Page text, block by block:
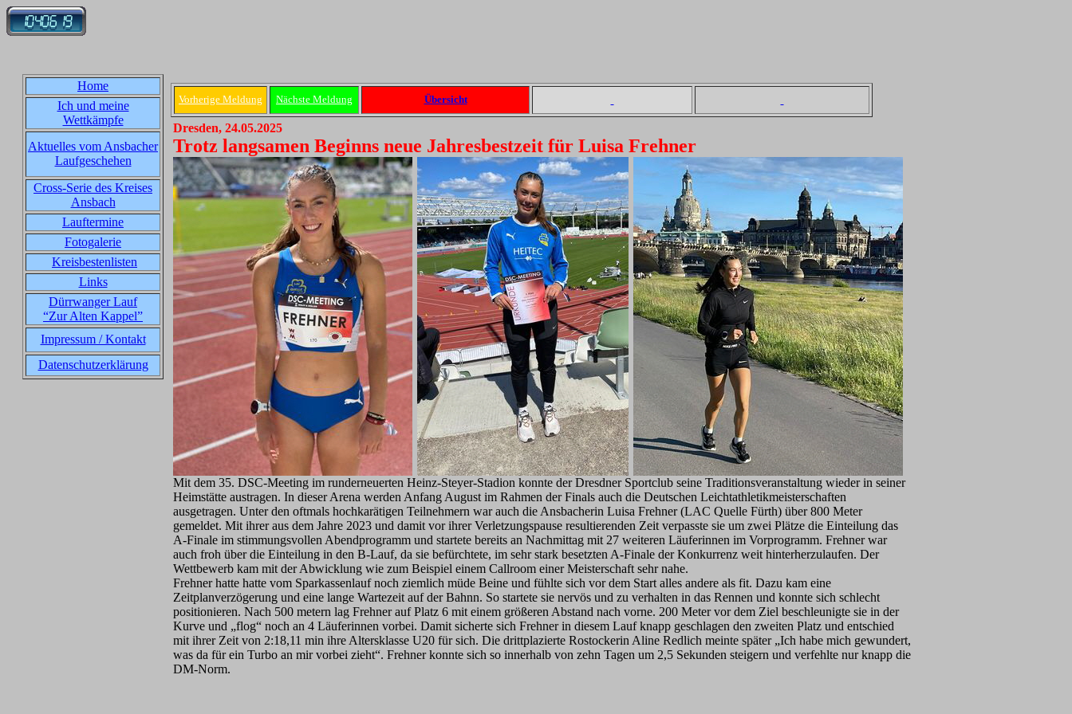
Home
Ich und meine
Wettkämpfe
Aktuelles vom Ansbacher
Laufgeschehen
Cross-Serie des Kreises
Ansbach
Lauftermine
Fotogalerie
Kreisbestenlisten
Links
Dürrwanger Lauf
“Zur Alten Kappel”
Impressum / Kontakt
Datenschutzerklärung
Vorherige Meldung Nächste Meldung Übersicht
Dresden, 24.05.2025
Trotz langsamen Beginns neue Jahresbestzeit für Luisa Frehner
Mit dem 35. DSC-Meeting im runderneuerten Heinz-Steyer-Stadion konnte der Dresdner Sportclub seine Traditionsveranstaltung wieder in seiner
Heimstätte austragen. In dieser Arena werden Anfang August im Rahmen der Finals auch die Deutschen Leichtathletikmeisterschaften
ausgetragen. Unter den oftmals hochkarätigen Teilnehmern war auch die Ansbacherin Luisa Frehner (LAC Quelle Fürth) über 800 Meter
gemeldet. Mit ihrer aus dem Jahre 2023 und damit vor ihrer Verletzungspause resultierenden Zeit verpasste sie um zwei Plätze die Einteilung das
A-Finale im stimmungsvollen Abendprogramm und startete bereits an Nachmittag mit 27 weiteren Läuferinnen im Vorprogramm. Frehner war
auch froh über die Einteilung in den B-Lauf, da sie befürchtete, im sehr stark besetzten A-Finale der Konkurrenz weit hinterherzulaufen. Der
Wettbewerb kam mit der Abwicklung wie zum Beispiel einem Callroom einer Meisterschaft sehr nahe.
Frehner hatte hatte vom Sparkassenlauf noch ziemlich müde Beine und fühlte sich vor dem Start alles andere als fit. Dazu kam eine
Zeitplanverzögerung und eine lange Wartezeit auf der Bahnn. So startete sie nervös und zu verhalten in das Rennen und konnte sich schlecht
positionieren. Nach 500 metern lag Frehner auf Platz 6 mit einem größeren Abstand nach vorne. 200 Meter vor dem Ziel beschleunigte sie in der
Kurve und „flog“ noch an 4 Läuferinnen vorbei. Damit sicherte sich Frehner in diesem Lauf knapp geschlagen den zweiten Platz und entschied
mit ihrer Zeit von 2:18,11 min ihre Altersklasse U20 für sich. Die drittplazierte Rostockerin Aline Redlich meinte später „Ich habe mich gewundert,
was da für ein Turbo an mir vorbei zieht“. Frehner konnte sich so innerhalb von zehn Tagen um 2,5 Sekunden steigern und verfehlte nur knapp die
DM-Norm.